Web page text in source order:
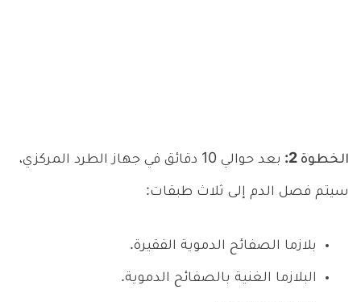
الخطوة 2: بعد حوالي 10 دقائق في جهاز الطرد المركزي،
سيتم فصل الدم إلى ثلاث طبقات:
بلازما الصفائح الدموية الفقيرة.
البلازما الغنية بالصفائح الدموية.